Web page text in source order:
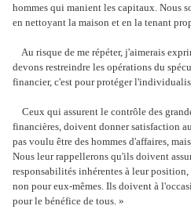
hommes qui manient les capitaux. Nous
en nettoyant la maison et en la tenant
Au risque de me répéter, j'aimerais
devons restreindre les opérations du
financier, c'est pour protéger
Ceux qui assurent le contrôle des
financières, doivent donner satisfaction
pas voulu être des hommes d'affaires,
Nous leur rappellerons qu'ils doivent
responsabilités inhérentes à leur
non pour eux-mêmes. Ils doivent à
pour le bénéfice de tous. »